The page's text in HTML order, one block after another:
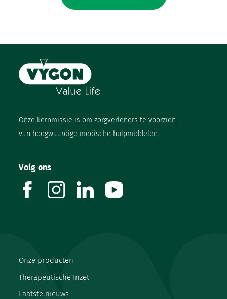
Onze kernmissie is om zorgverleners te voorzien
van hoogwaardige medische hulpmiddelen.
Onze producten
Therapeutische Inzet
Laatste nieuws
Volg ons
facebookinstagramlinkedin